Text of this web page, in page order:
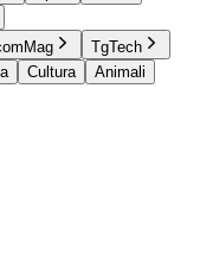
TgTech
Cultura
Animali